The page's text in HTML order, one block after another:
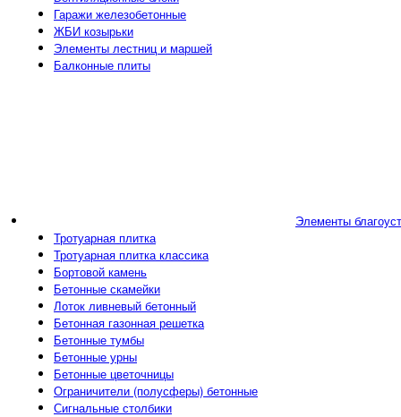
Гаражи железобетонные
ЖБИ козырьки
Элементы лестниц и маршей
Балконные плиты
Элементы
Тротуарная плитка
Тротуарная плитка классика
Бортовой камень
Бетонные скамейки
Лоток ливневый бетонный
Бетонная газонная решетка
Бетонные тумбы
Бетонные урны
Бетонные цветочницы
Ограничители (полусферы) бетонные
Сигнальные столбики